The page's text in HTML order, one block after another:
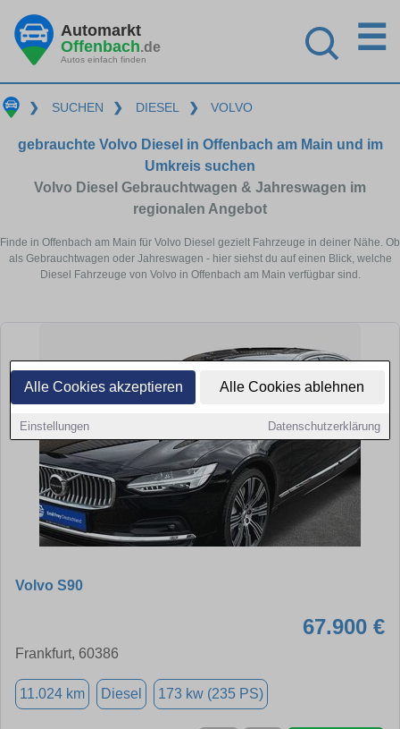
Alle Cookies akzeptieren Alle Cookies ablehnen
Einstellungen Datenschutzerklärung
Automarkt
Offenbach.de
Autos einfach finden
☰
❯ SUCHEN ❯ DIESEL ❯ VOLVO
gebrauchte Volvo Diesel in Offenbach am Main und im
Umkreis suchen
Volvo Diesel Gebrauchtwagen & Jahreswagen im
regionalen Angebot
Finde in Offenbach am Main für Volvo Diesel gezielt Fahrzeuge in deiner Nähe. Ob
als Gebrauchtwagen oder Jahreswagen - hier siehst du auf einen Blick, welche
Diesel Fahrzeuge von Volvo in Offenbach am Main verfügbar sind.
Volvo S90
67.900 €
Frankfurt, 60386
11.024 km Diesel 173 kw (235 PS)